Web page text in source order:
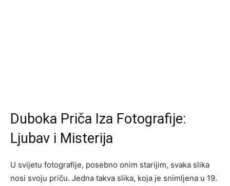
Duboka Priča Iza Fotografije:
Ljubav i Misterija
U svijetu fotografije, posebno onim starijim, svaka slika
nosi svoju priču. Jedna takva slika, koja je snimljena u 19.